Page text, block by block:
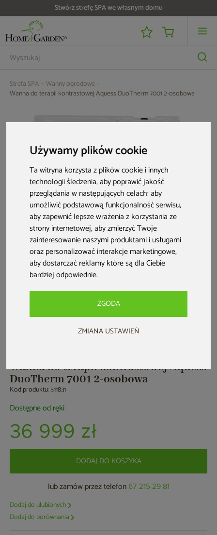
Używamy plików cookie
Ta witryna korzysta z plików cookie i innych
technologii śledzenia, aby poprawić jakość
przeglądania w następujących celach:aby
umożliwić podstawową funkcjonalność serwisu,
aby zapewnić lepsze wrażenia z korzystania ze
strony internetowej,aby zmierzyć Twoje
zainteresowanie naszymi produktami i usługami
oraz personalizować interakcje marketingowe,
aby dostarczać reklamy które są dla Ciebie
bardziej odpowiednie.
ZGODA
ZMIANA USTAWIEŃ
Do 25 000 zł zwrotu na kartę i raty RRSO 0%
Strefa SPA
Wanny ogrodowe
Wanna do terapii kontrastowej Aquess DuoTherm 7001 2-osobowa
Wanna do terapii kontrastowej Aquess
DuoTherm 7001 2-osobowa
Kod produktu: 511831
Dostępne od ręki
36 999 zł
DODAJ DO KOSZYKA
lub zamów przez telefon 67 215 29 81
Dodaj do ulubionych
Dodaj do porównania